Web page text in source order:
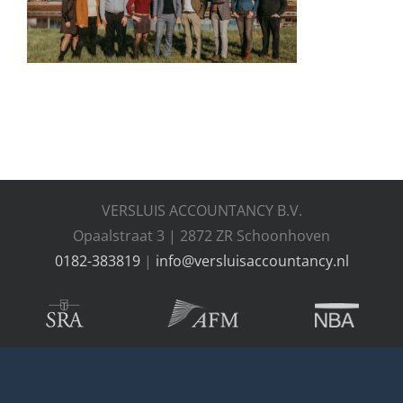
Thema’s
VERSLUIS ACCOUNTANCY B.V.
Opaalstraat 3 | 2872 ZR Schoonhoven
0182-383819| info@versluisaccountancy.nl